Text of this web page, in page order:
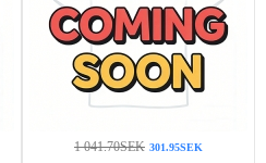
1 041.70SEK 301.95SEK